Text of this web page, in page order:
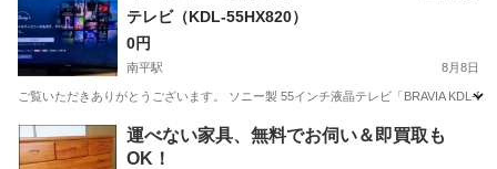
テレビ（KDL-55HX820）
0円
南平駅 8月8日
ご覧いただきありがとうございます。 ソニー製 55インチ液晶テレビ「BRAVIA KDL-
東京 日野市 南平駅 テレビ BRAVIA
運べない家具、無料でお伺い＆即買取も
OK！